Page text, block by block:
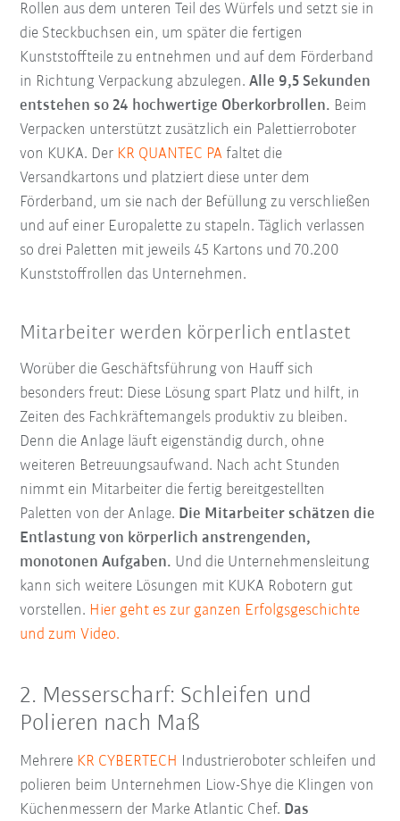
Rollen aus dem unteren Teil des Würfels und setzt sie in
die Steckbuchsen ein, um später die fertigen
Kunststoffteile zu entnehmen und auf dem Förderband
in Richtung Verpackung abzulegen.Alle 9,5 Sekunden
entstehen so 24 hochwertige Oberkorbrollen. Beim
Verpacken unterstützt zusätzlich ein Palettierroboter
von KUKA. Der KR QUANTEC PA faltet die
Versandkartons und platziert diese unter dem
Förderband, um sie nach der Befüllung zu verschließen
und auf einer Europalette zu stapeln. Täglich verlassen
so drei Paletten mit jeweils 45 Kartons und 70.200
Kunststoffrollen das Unternehmen.
Mitarbeiter werden körperlich entlastet
Worüber die Geschäftsführung von Hauff sich
besonders freut: Diese Lösung spart Platz und hilft, in
Zeiten des Fachkräftemangels produktiv zu bleiben.
Denn die Anlage läuft eigenständig durch, ohne
weiteren Betreuungsaufwand. Nach acht Stunden
nimmt ein Mitarbeiter die fertig bereitgestellten
Paletten von der Anlage. Die Mitarbeiter schätzen die
Entlastung von körperlich anstrengenden,
monotonen Aufgaben. Und die Unternehmensleitung
kann sich weitere Lösungen mit KUKA Robotern gut
vorstellen. Hier geht es zur ganzen Erfolgsgeschichte
und zum Video.
2. Messerscharf: Schleifen und
Polieren nach Maß
Mehrere KR CYBERTECH
Industrieroboter schleifen und
polieren beim Unternehmen Liow-Shye die Klingen von
Küchenmessern der Marke Atlantic Chef. Das